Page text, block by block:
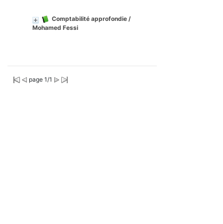
Comptabilité approfondie /
Mohamed Fessi
page 1/1